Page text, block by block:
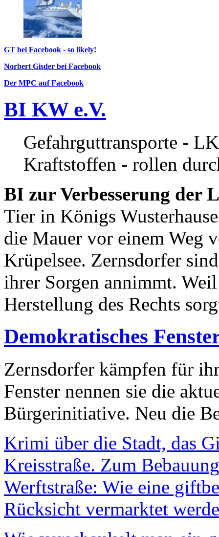
GT bei Facebook - so likely!
Norbert Gisder bei Facebook
Der MPC auf Facebook
BI KW e.V.
Gefahrguttransporte -
Kraftstoffen - rollen
BI zur Verbesserung der
Tier in Königs
die Mauer vor einem Weg
Krüpelsee. Zernsdorfer
ihrer Sorgen annimmt.
Herstellung des Rechts
Demokratisches
Zernsdorfer kämpfen für
Fenster nennen sie die
Bürgerinitiative. Neu die
Krimi über die Stadt, das
Kreisstraße. Zum
Werftstraße: Wie eine
Rücksicht vermarktet